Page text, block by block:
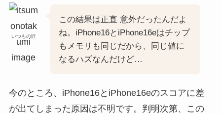
いつもの匠
この結果は正直 意外だったんだよ
ね。iPhone16とiPhone16eはチップ
もメモリも同じだから、同じ値に
なるハズなんだけど…
今のところ、iPhone16とiPhone16eのスコアに差
が出てしまった原因は不明です。判明次第、この